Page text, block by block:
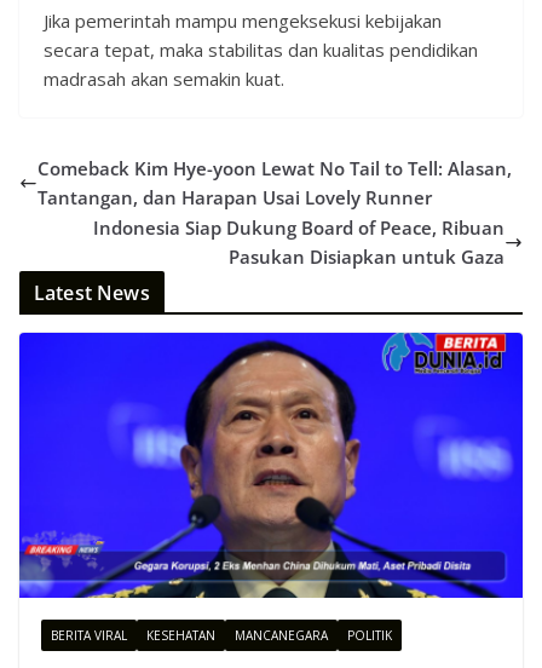
Jika pemerintah mampu mengeksekusi kebijakan
secara tepat, maka stabilitas dan kualitas pendidikan
madrasah akan semakin kuat.
Comeback Kim Hye-yoon Lewat No Tail to Tell: Alasan,
Tantangan, dan Harapan Usai Lovely Runner
Indonesia Siap Dukung Board of Peace, Ribuan
Pasukan Disiapkan untuk Gaza
Latest News
BERITA VIRAL KESEHATAN MANCANEGARA POLITIK